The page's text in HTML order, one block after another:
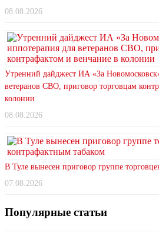
08.08.2026
Утренний дайджест ИА «За
ветеранов СВО, приговор торговцам
колонии
08.08.2026
В Туле вынесен приговор группе
07.08.2026
Популярные статьи